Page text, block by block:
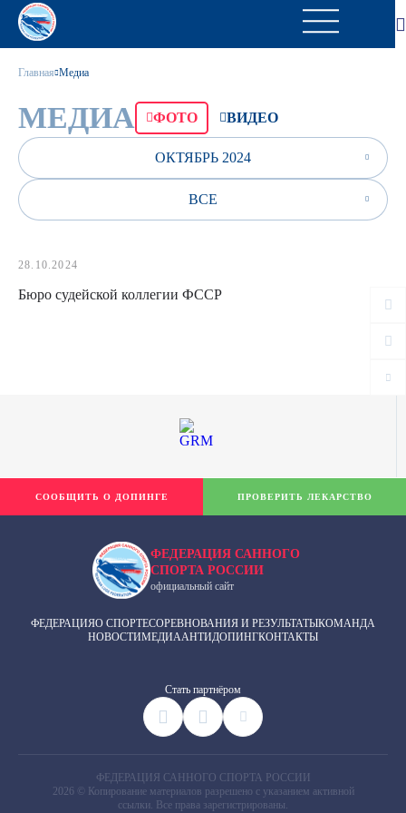
Главная Медиа
МЕДИА ФОТО ВИДЕО
ОКТЯБРЬ 2024
ВСЕ
28.10.2024
Бюро судейской коллегии ФССР
ФЕДЕРАЦИЯ САННОГО
СПОРТА РОССИИ
официальный сайт
ФЕДЕРАЦИЯО СПОРТЕСОРЕВНОВАНИЯ И РЕЗУЛЬТАТЫКОМАНДА
НОВОСТИМЕДИААНТИДОПИНГКОНТАКТЫ
Cтать партнёром
СООБЩИТЬ О ДОПИНГЕ ПРОВЕРИТЬ ЛЕКАРСТВО
ФЕДЕРАЦИЯ САННОГО СПОРТА РОССИИ
2026 © Копирование материалов разрешено с указанием активной
ссылки. Все права зарегистрированы.